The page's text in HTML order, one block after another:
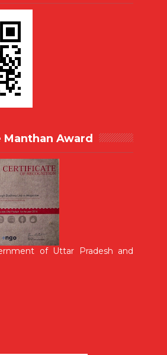
Manthan Award
of Uttar Pradesh and